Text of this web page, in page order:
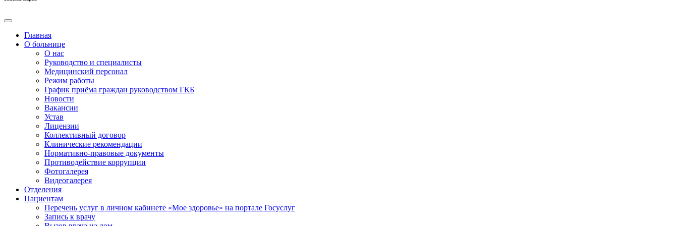
Главная
О больнице
О нас
Руководство и специалисты
Медицинский персонал
Режим работы
График приёма граждан руководством ГКБ
Новости
Вакансии
Устав
Лицензии
Коллективный договор
Клинические рекомендации
Нормативно-правовые документы
Противодействие коррупции
Фотогалерея
Видеогалерея
Отделения
Пациентам
Перечень услуг в личном кабинете «Мое здоровье» на портале Госуслуг
Запись к врачу